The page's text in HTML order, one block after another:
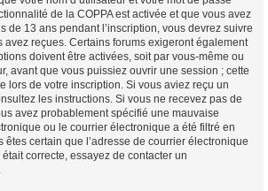
de la COPPA est activée et que vous avez
de 13 ans pendant l’inscription, vous devrez suivre
avez reçues. Certains forums exigeront également
doivent être activées, soit par vous-même ou
avant que vous puissiez ouvrir une session ; cette
lors de votre inscription. Si vous aviez reçu un
les instructions. Si vous ne recevez pas de
avez probablement spécifié une mauvaise
ou le courrier électronique a été filtré en
êtes certain que l’adresse de courrier électronique
correcte, essayez de contacter un